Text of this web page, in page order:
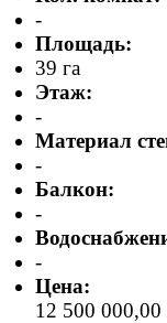
-
Площадь:
39 га
Этаж:
-
Материал
-
Балкон:
-
-
Цена:
12 500 000,00